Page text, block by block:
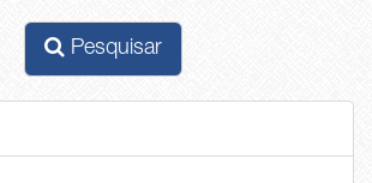
Pesquisar